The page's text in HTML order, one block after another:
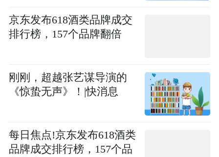
京东发布618酒类品牌成交
排行榜，157个品牌翻倍
刚刚，超越张艺谋导演的
《惊蛰无声》！|快消息
每日焦点!京东发布618酒类
品牌成交排行榜，157个品